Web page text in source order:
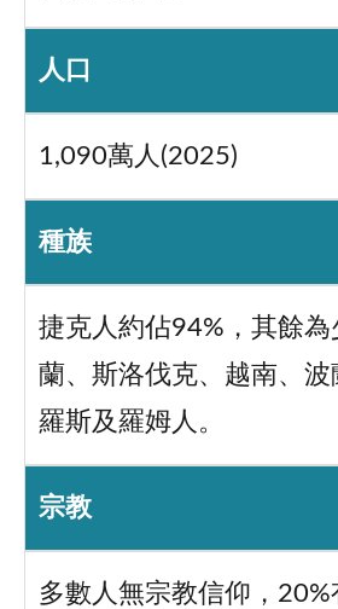
人口
1,090萬人(2025)
種族
捷克人約佔94%，其餘為
蘭、斯洛伐克、越南、
羅斯及羅姆人。
宗教
多數人無宗教信仰，20%